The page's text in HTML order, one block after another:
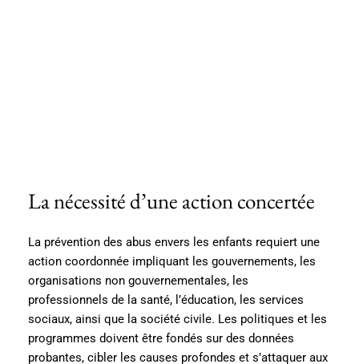
La nécessité d’une action concertée
La prévention des abus envers les enfants requiert une
action coordonnée impliquant les gouvernements, les
organisations non gouvernementales, les
professionnels de la santé, l’éducation, les services
sociaux, ainsi que la société civile. Les politiques et les
programmes doivent être fondés sur des données
probantes, cibler les causes profondes et s’attaquer aux